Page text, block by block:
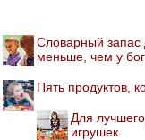
Словарный запас
меньше, чем у
Пять продуктов,
Для
игрушек